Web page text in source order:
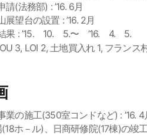
(法務部) : ’16. 6月
望台の設置 : ’16. 2月
結果 : ’15. 10. 5.〜 ’16. 4. 5.
3, LOI 2, 土地買入れ 1, フランス
業の施工(350室コンドなど) : ’16. 4
ホ－ル)、日商研修院(17棟)の竣